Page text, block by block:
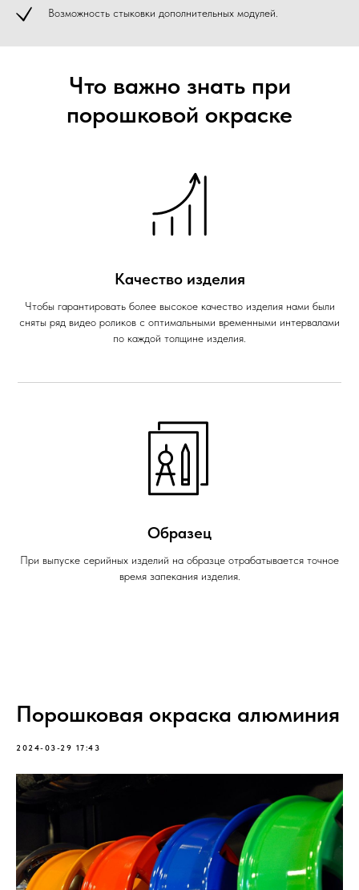
Возможность стыковки дополнительных модулей.
Что важно знать при
порошковой окраске
Качество изделия
Чтобы гарантировать более высокое качество изделия нами были
сняты ряд видео роликов с оптимальными временными интервалами
по каждой толщине изделия.
Образец
При выпуске серийных изделий на образце отрабатывается точное
время запекания изделия.
Порошковая окраска алюминия
2024-03-29 17:43